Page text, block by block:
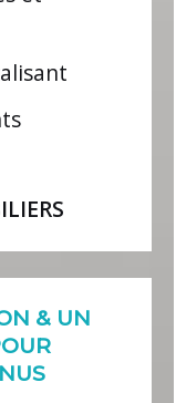
& UN